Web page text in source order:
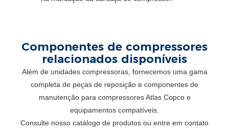
Componentes de compressores
relacionados disponíveis
Além de unidades compressoras, fornecemos uma gama
completa de peças de reposição e componentes de
manutenção para compressores Atlas Copco e
equipamentos compatíveis.
Consulte nosso catálogo de produtos ou entre em contato